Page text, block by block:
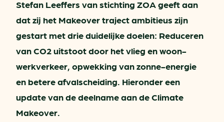
Stefan Leeffers van stichting ZOA geeft aan
dat zij het Makeovertraject ambitieus zijn
gestart met drie duidelijke doelen: Reduceren
van CO2 uitstoot door het vlieg en woon-
werkverkeer, opwekking van zonne-energie
en betere afvalscheiding. Hierondereen
update van de deelname aan de Climate
Makeover.